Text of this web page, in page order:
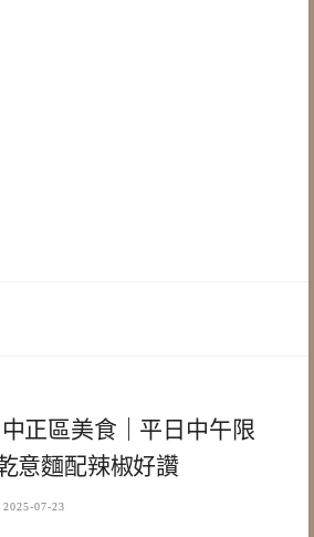
正區美食｜平日中午限
意麵配辣椒好讚
2025-07-23